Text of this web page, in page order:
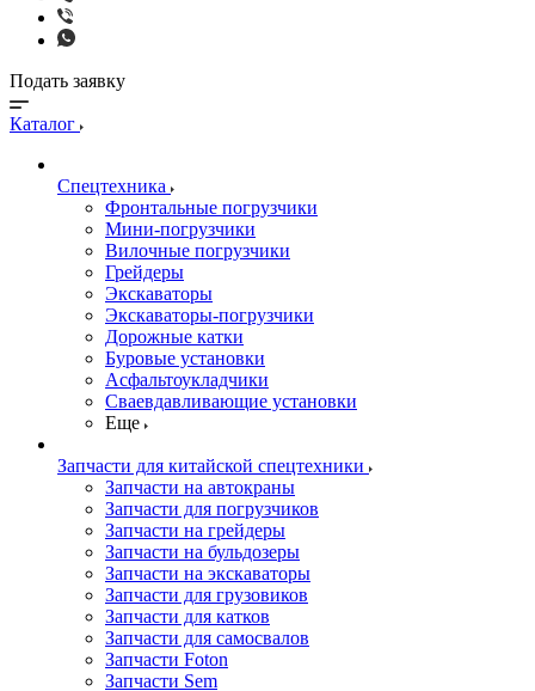
Подать заявку
Каталог
Спецтехника
Фронтальные погрузчики
Мини-погрузчики
Вилочные погрузчики
Грейдеры
Экскаваторы
Экскаваторы-погрузчики
Дорожные катки
Буровые установки
Асфальтоукладчики
Сваевдавливающие установки
Еще
Запчасти для китайской спецтехники
Запчасти на автокраны
Запчасти для погрузчиков
Запчасти на грейдеры
Запчасти на бульдозеры
Запчасти на экскаваторы
Запчасти для грузовиков
Запчасти для катков
Запчасти для самосвалов
Запчасти Foton
Запчасти Sem